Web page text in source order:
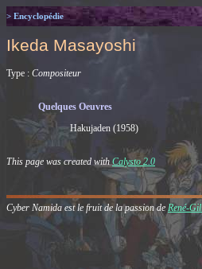
> Encyclopédie
Ikeda Masayoshi
Type : Compositeur
Quelques Oeuvres
Hakujaden (1958)
This page was created withCalysto 2.0
Cyber Namida est le fruit de la passion de René-